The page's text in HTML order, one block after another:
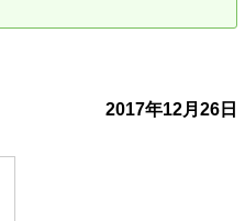
リニュアル仲介で実現する
2017年12月26日